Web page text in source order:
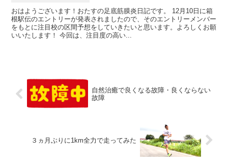
おはようございます！おたすの足底筋膜炎日記です。 12月10日に箱
根駅伝のエントリーが発表されましたので、そのエントリーメンバー
をもとに注目校の区間予想をしていきたいと思います。よろしくお願
いいたします！ 今回は、注目度の高い...
自然治癒で良くなる故障・良くならない
故障
３ヵ月ぶりに1km全力で走ってみた